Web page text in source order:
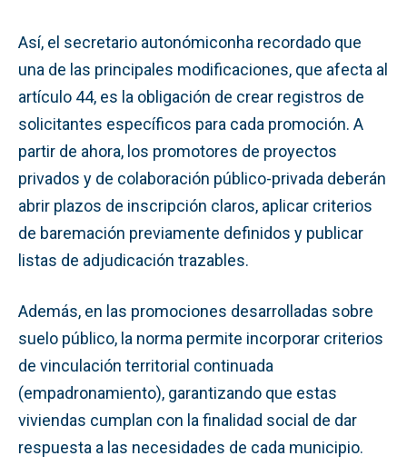
Así, el secretario autonómiconha recordado que
una de las principales modificaciones, que afecta al
artículo 44, es la obligación de crear registros de
solicitantes específicos para cada promoción. A
partir de ahora, los promotores de proyectos
privados y de colaboración público-privada deberán
abrir plazos de inscripción claros, aplicar criterios
de baremación previamente definidos y publicar
listas de adjudicación trazables.
Además, en las promociones desarrolladas sobre
suelo público, la norma permite incorporar criterios
de vinculación territorial continuada
(empadronamiento), garantizando que estas
viviendas cumplan con la finalidad social de dar
respuesta a las necesidades de cada municipio.